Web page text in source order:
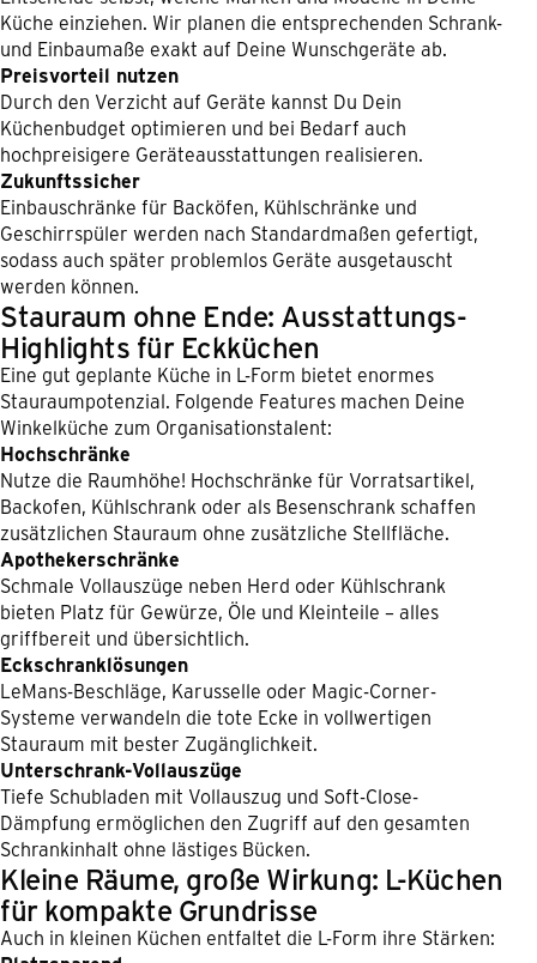
Küche einziehen. Wir planen die entsprechenden Schrank-
und Einbaumaße exakt auf Deine Wunschgeräte ab.
Preisvorteil nutzen
Durch den Verzicht auf Geräte kannst Du Dein
Küchenbudget optimieren und bei Bedarf auch
hochpreisigere Geräteausstattungen realisieren.
Zukunftssicher
Einbauschränke für Backöfen, Kühlschränke und
Geschirrspüler werden nach Standardmaßen gefertigt,
sodass auch später problemlos Geräte ausgetauscht
werden können.
Stauraum ohne Ende: Ausstattungs-
Highlights für Eckküchen
Eine gut geplante Küche in L-Form bietet enormes
Stauraumpotenzial. Folgende Features machen Deine
Winkelküche zum Organisationstalent:
Hochschränke
Nutze die Raumhöhe! Hochschränke für Vorratsartikel,
Backofen, Kühlschrank oder als Besenschrank schaffen
zusätzlichen Stauraum ohne zusätzliche Stellfläche.
Apothekerschränke
Schmale Vollauszüge neben Herd oder Kühlschrank
bieten Platz für Gewürze, Öle und Kleinteile – alles
griffbereit und übersichtlich.
Eckschranklösungen
LeMans-Beschläge, Karusselle oder Magic-Corner-
Systeme verwandeln die tote Ecke in vollwertigen
Stauraum mit bester Zugänglichkeit.
Unterschrank-Vollauszüge
Tiefe Schubladen mit Vollauszug und Soft-Close-
Dämpfung ermöglichen den Zugriff auf den gesamten
Schrankinhalt ohne lästiges Bücken.
Kleine Räume, große Wirkung: L-Küchen
für kompakte Grundrisse
Auch in kleinen Küchen entfaltet die L-Form ihre Stärken: